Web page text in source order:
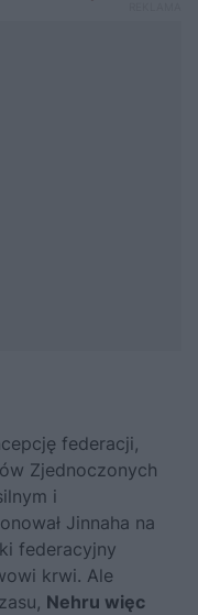
federacji,
Zjednoczonych
i
Jinnaha na
federacyjny
krwi. Ale
Nehru więc